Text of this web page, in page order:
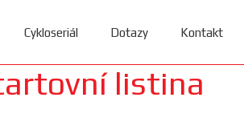
Cykloseriál Dotazy Kontakt
listina